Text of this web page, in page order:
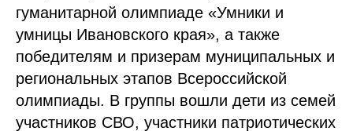
гуманитарной олимпиаде «Умники и
умницы Ивановского края», а также
победителям и призерам муниципальных и
региональных этапов Всероссийской
олимпиады. В группы вошли дети из семей
участников СВО, участники патриотических